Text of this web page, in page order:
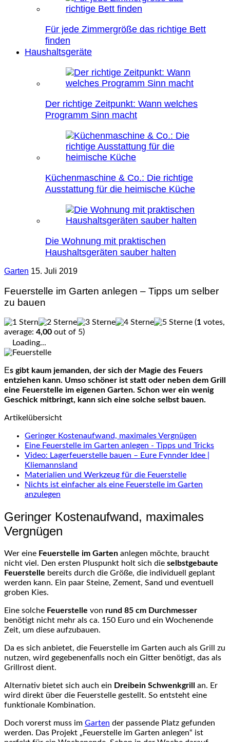
Für jede Zimmergröße das richtige Bett
finden
Haushaltsgeräte
Der richtige Zeitpunkt: Wann welches
Programm Sinn macht
Küchenmaschine & Co.: Die richtige
Ausstattung für die heimische Küche
Die Wohnung mit praktischen
Haushaltsgeräten sauber halten
Garten 15. Juli 2019
Feuerstelle im Garten anlegen – Tipps um selber
zu bauen
(1 votes,
average: 4,00 out of 5)
Loading...
Es gibt kaum jemanden, der sich der Magie des Feuers
entziehen kann. Umso schöner ist statt oder neben dem Grill
eine Feuerstelle im eigenen Garten. Schon wer ein wenig
Geschick mitbringt, kann sich eine solche selbst bauen.
Artikelübersicht
Geringer Kostenaufwand, maximales Vergnügen
Eine Feuerstelle im Garten anlegen - Tipps und Tricks
Video: Lagerfeuerstelle bauen – Eure Fynnder Idee |
Kliemannsland
Materialien und Werkzeug für die Feuerstelle
Nichts ist einfacher als eine Feuerstelle im Garten
anzulegen
Geringer Kostenaufwand, maximales
Vergnügen
Wer eine Feuerstelle im Garten anlegen möchte, braucht
nicht viel. Den ersten Pluspunkt holt sich die selbstgebaute
Feuerstelle bereits durch die Größe, die individuell geplant
werden kann. Ein paar Steine, Zement, Sand und eventuell
groben Kies.
Eine solche Feuerstelle von rund 85 cm Durchmesser
benötigt nicht mehr als ca. 150 Euro und ein Wochenende
Zeit, um diese aufzubauen.
Da es sich anbietet, die Feuerstelle im Garten auch als Grill zu
nutzen, wird gegebenenfalls noch ein Gitter benötigt, das als
Grillrost dient.
Alternativ bietet sich auch ein Dreibein Schwenkgrill
an. Er
wird direkt über die Feuerstelle gestellt. So entsteht eine
funktionale Kombination.
Doch vorerst muss im Garten der passende Platz gefunden
werden. Das Projekt „Feuerstelle im Garten anlegen“ ist